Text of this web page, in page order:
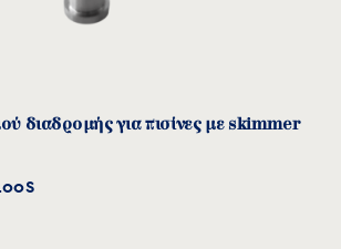
διαδρομής για πισίνες με skimmer